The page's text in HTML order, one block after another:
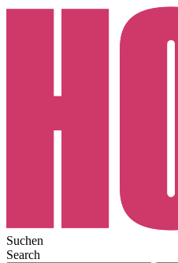
Suchen
Search